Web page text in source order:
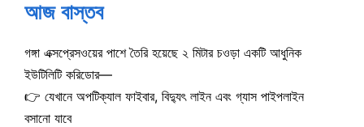
আজ বাস্তব
গঙ্গা এক্সপ্রেসওয়ের পাশে তৈরি হয়েছে ২ মিটার চওড়া একটি আধুনিক
ইউটিলিটি করিডোর—
👉 যেখানে অপটিক্যাল ফাইবার, বিদ্যুৎ লাইন এবং গ্যাস পাইপলাইন
বসানো যাবে